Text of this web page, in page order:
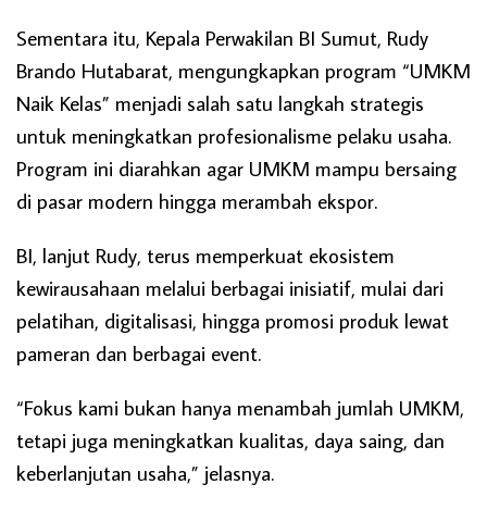
Sementara itu, Kepala Perwakilan BI Sumut, Rudy
Brando Hutabarat, mengungkapkan program “UMKM
Naik Kelas” menjadi salah satu langkah strategis
untuk meningkatkan profesionalisme pelaku usaha.
Program ini diarahkan agar UMKM mampu bersaing
di pasar modern hingga merambah ekspor.
BI, lanjut Rudy, terus memperkuat ekosistem
kewirausahaan melalui berbagai inisiatif, mulai dari
pelatihan, digitalisasi, hingga promosi produk lewat
pameran dan berbagai event.
“Fokus kami bukan hanya menambah jumlah UMKM,
tetapi juga meningkatkan kualitas, daya saing, dan
keberlanjutan usaha,” jelasnya.